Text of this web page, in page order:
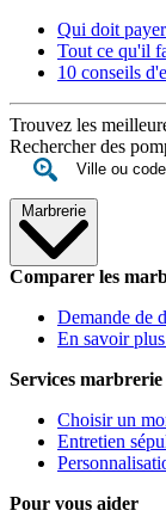
Qui doit
Tout ce qu'il
10 conseils
Trouvez les
Rechercher des
Marbrerie
Comparer les
Demande de
En savoir
Services marbrerie
Choisir un
Entretien
Pour vous aider